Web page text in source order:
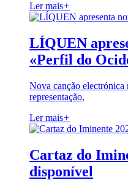
Ler mais+
LÍQUEN
«Perfil do
Nova canção electrónica
representação,
Ler mais+
Cartaz do
disponível